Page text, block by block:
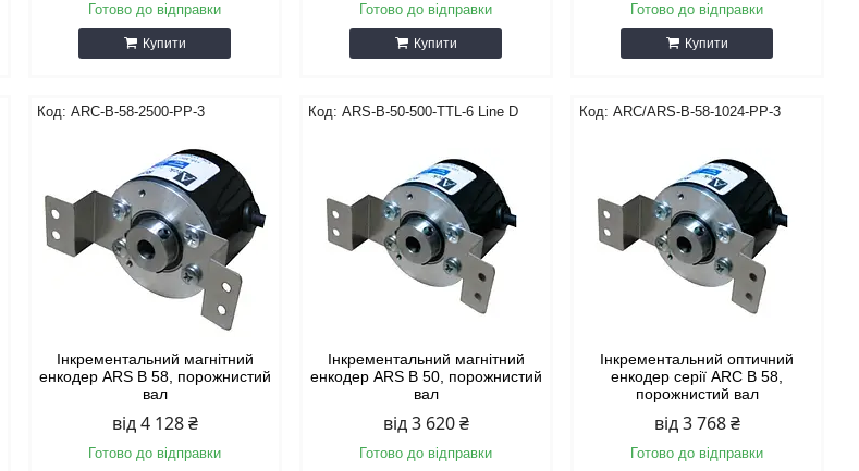
Готово до відправки
Купити
Готово до відправки
Купити
Готово до відправки
Купити
ARC-B-58-2500-PP-3
Інкрементальний магнітний
енкодер ARS B 58, порожнистий
вал
від 4 128 ₴
Готово до відправки
ARS-B-50-500-TTL-6 Line D
Інкрементальний магнітний
енкодер ARS B 50, порожнистий
вал
від 3 620 ₴
Готово до відправки
ARC/ARS-B-58-1024-PP-3
Інкрементальний оптичний
енкодер серії ARC B 58,
порожнистий вал
від 3 768 ₴
Готово до відправки